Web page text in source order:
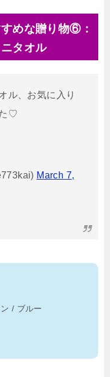
めな贈り物⑥：
タオル
ル、お気に入り
♡
March 7,
/ ブルー